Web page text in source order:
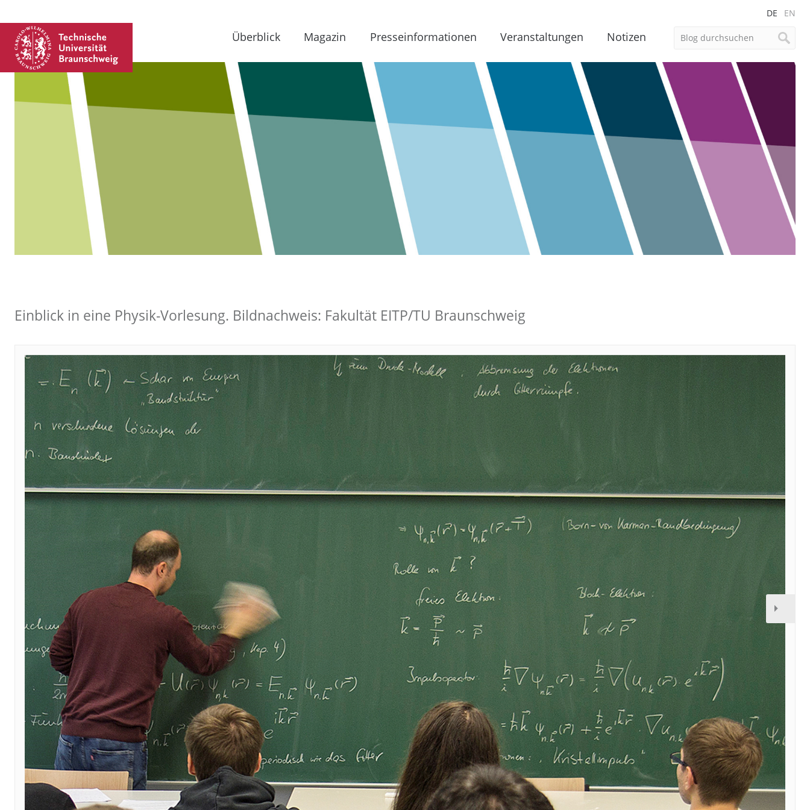
DE EN
Überblick Magazin Presseinformationen Veranstaltungen Notizen
Einblick in eine Physik-Vorlesung. Bildnachweis: Fakultät EITP/TU Braunschweig